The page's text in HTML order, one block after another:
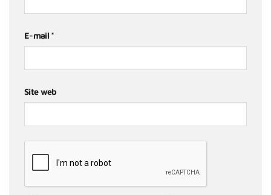
E-mail *
Site web